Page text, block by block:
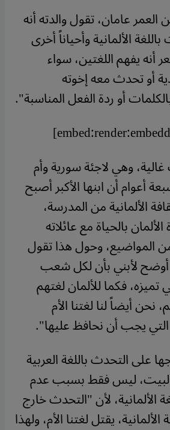
العمر عامان، تقول والدته أنه
الألمانية وأحياناً أخرى
أنه يفهم اللغتين، سواء
أو تحدث معه إخوته
أو ردة الفعل المناسبة".
وهي لاجئة سورية وأم
أعوام أن ابنها الأكبر أصبح
الألمانية من المدرسة،
بالحياة مع عائلاته
المواضيع، وحول هذا تقول
لأبني بأن لكل شعب
تميزه، فكما للألمان لغتهم
نحن أيضاً لنا لغتنا الأم
التي يجب أن نحافظ عليها".
على التحدث باللغة العربية
البيت، ليس فقط بسبب عدم
الألمانية، لأن "التحدث خارج
يقتل لغتنا الأم، ولهذا